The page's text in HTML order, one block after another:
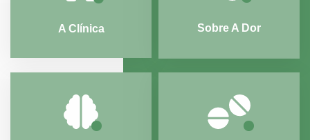
A Clínica Sobre A Dor